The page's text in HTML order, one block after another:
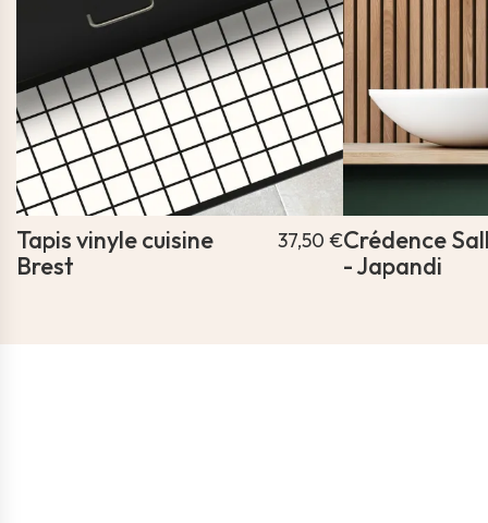
Tapis vinyle cuisine
Brest
37,50 €Crédence
- Japandi